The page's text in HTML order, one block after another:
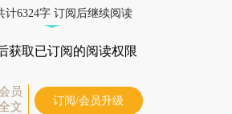
计6324字 订阅后继续阅读
获取已订阅的阅读权限
员
文
订阅/会员升级